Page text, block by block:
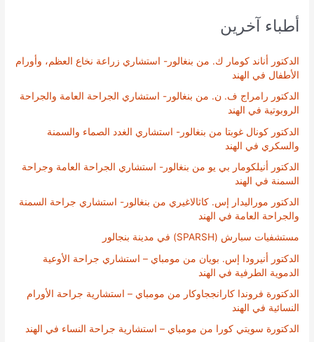
أطباء آخرين
الدكتور أناند كومار ك. من بنغالور- استشاري زراعة نخاع العظم، وأورام
الأطفال في الهند
الدكتور رامراج ف. ن. من بنغالور- استشاري الجراحة العامة والجراحة
الروبوتية في الهند
الدكتور كونال غوبتا من بنغالور- استشاري الغدد الصماء والسمنة
والسكري في الهند
الدكتور أنيلكومار بي يو من بنغالور- استشاري الجراحة العامة وجراحة
السمنة في الهند
الدكتور موراليدار إس. كاثالاغيري من بنغالور- استشاري جراحة السمنة
والجراحة العامة في الهند
مستشفيات سبارش (SPARSH) في مدينة بنجالور
الدكتور أنيرودا إس. بويان من مومباي – استشاري جراحة الأوعية
الدموية الطرفية في الهند
الدكتورة فروندا كارانججاوكار من مومباي – استشارية جراحة الأورام
النسائية في الهند
الدكتورة سويتي كورا من مومباي – استشارية جراحة النساء في الهند